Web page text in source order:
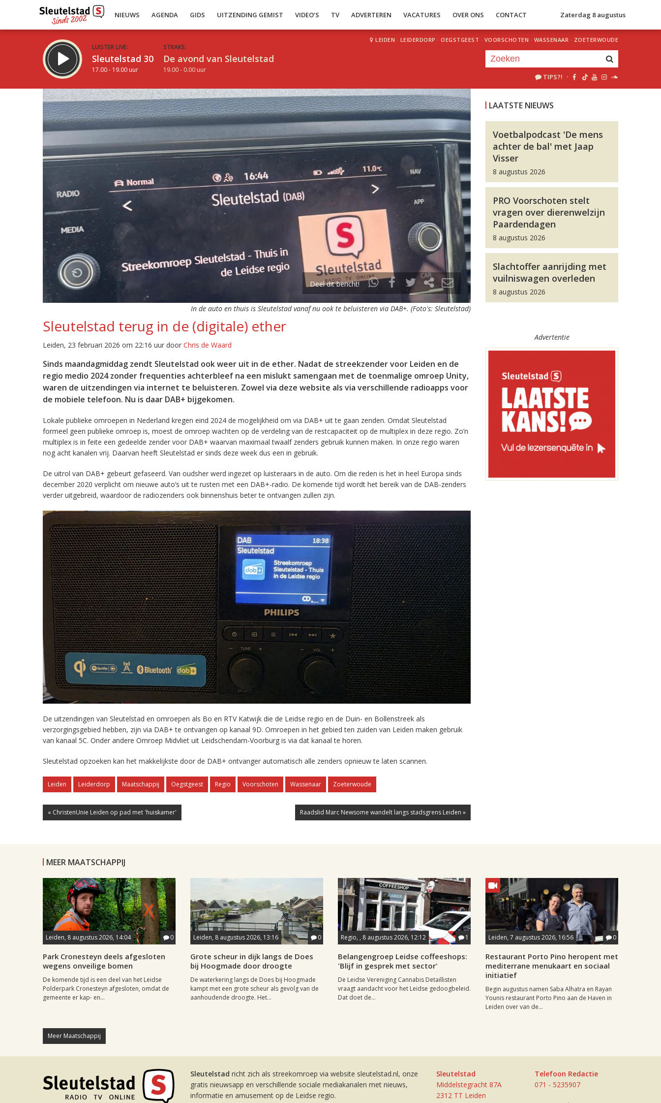
NIEUWS AGENDA GIDS UITZENDING GEMIST VIDEO’S TV ADVERTEREN VACATURES OVER ONS CONTACT Zaterdag 8 augustus
LUISTER LIVE:
Sleutelstad 30
17.00 - 19.00 uur
STRAKS:
De avond van Sleutelstad
19.00 - 0.00 uur
LEIDEN · LEIDERDORP · OEGSTGEEST · VOORSCHOTEN · WASSENAAR · ZOETERWOUDE
TIPS?! ·
Deel dit bericht!
In de auto en thuis is Sleutelstad vanaf nu ook te beluisteren via DAB+. (Foto's: Sleutelstad)
Sleutelstad terug in de (digitale) ether
Leiden, 23 februari 2026 om 22:16 uur door Chris de Waard
Sinds maandagmiddag zendt Sleutelstad ook weer uit in de ether. Nadat de streekzender voor Leiden en de
regio medio 2024 zonder frequenties achterbleef na een mislukt samengaan met de toenmalige omroep Unity,
waren de uitzendingen via internet te beluisteren. Zowel via deze website als via verschillende radioapps voor
de mobiele telefoon. Nu is daar DAB+ bijgekomen.
Lokale publieke omroepen in Nederland kregen eind 2024 de mogelijkheid om via DAB+ uit te gaan zenden. Omdat Sleutelstad
formeel geen publieke omroep is, moest de omroep wachten op de verdeling van de restcapaciteit op de multiplex in deze regio. Zo’n
multiplex is in feite een gedeelde zender voor DAB+ waarvan maximaal twaalf zenders gebruik kunnen maken. In onze regio waren
nog acht kanalen vrij. Daarvan heeft Sleutelstad er sinds deze week dus een in gebruik.
De uitrol van DAB+ gebeurt gefaseerd. Van oudsher werd ingezet op luisteraars in de auto. Om die reden is het in heel Europa sinds
december 2020 verplicht om nieuwe auto’s uit te rusten met een DAB+-radio. De komende tijd wordt het bereik van de DAB-zenders
verder uitgebreid, waardoor de radiozenders ook binnenshuis beter te ontvangen zullen zijn.
De uitzendingen van Sleutelstad en omroepen als Bo en RTV Katwijk die de Leidse regio en de Duin- en Bollenstreek als
verzorgingsgebied hebben, zijn via DAB+ te ontvangen op kanaal 9D. Omroepen in het gebied ten zuiden van Leiden maken gebruik
van kanaal 5C. Onder andere Omroep Midvliet uit Leidschendam-Voorburg is via dat kanaal te horen.
Sleutelstad opzoeken kan het makkelijkste door de DAB+ ontvanger automatisch alle zenders opnieuw te laten scannen.
Leiden Leiderdorp Maatschappij Oegstgeest Regio Voorschoten Wassenaar Zoeterwoude
« ChristenUnie Leiden op pad met 'huiskamer' Raadslid Marc Newsome wandelt langs stadsgrens Leiden »
LAATSTE NIEUWS
Voetbalpodcast 'De mens
achter de bal' met Jaap
Visser
8 augustus 2026
PRO Voorschoten stelt
vragen over dierenwelzijn
Paardendagen
8 augustus 2026
Slachtoffer aanrijding met
vuilniswagen overleden
8 augustus 2026
Advertentie
MEER MAATSCHAPPIJ
Leiden, 8 augustus 2026, 14:04 0
Park Cronesteyn deels afgesloten
wegens onveilige bomen
De komende tijd is een deel van het Leidse
Polderpark Cronesteyn afgesloten, omdat de
gemeente er kap- en...
Leiden, 8 augustus 2026, 13:16 0
Grote scheur in dijk langs de Does
bij Hoogmade door droogte
De waterkering langs de Does bij Hoogmade
kampt met een grote scheur als gevolg van de
aanhoudende droogte. Het...
Regio, , 8 augustus 2026, 12:12 1
Belangengroep Leidse coffeeshops:
'Blijf in gesprek met sector'
De Leidse Vereniging Cannabis Detaillisten
vraagt aandacht voor het Leidse gedoogbeleid.
Dat doet de...
Leiden, 7 augustus 2026, 16:56 0
Restaurant Porto Pino heropent met
mediterrane menukaart en sociaal
initiatief
Begin augustus namen Saba Alhatra en Rayan
Younis restaurant Porto Pino aan de Haven in
Leiden over van de...
Meer Maatschappij
Sleutelstad richt zich als streekomroep via website sleutelstad.nl, onze
gratis nieuwsapp en verschillende sociale mediakanalen met nieuws,
informatie en amusement op de Leidse regio.
Sleutelstad
Middelstegracht 87A
2312 TT Leiden
Telefoon Redactie
071 - 5235907